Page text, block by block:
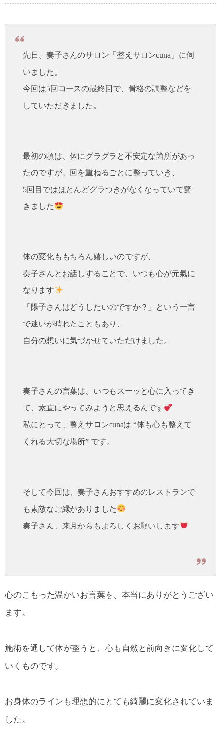
先日、奏子さんのサロン「整えサロンcuna」に伺
いました。
今回は5回コースの最終回で、骨格の調整などを
していただきました。
最初の頃は、体にグラグラと不安定な箇所があっ
たのですが、回を重ねるごとに整っていき、
5回目ではほとんどグラつきがなくなっていて驚
きました
体の変化ももちろん嬉しいのですが、
奏子さんとお話しすることで、いつも心が元氣に
なります
「陽子さんはどうしたいのですか？」という一言
で迷いが晴れたこともあり、
自分の想いに気づかせていただけました。
奏子さんの言葉は、いつもスーッと心に入ってき
て、素直にやってみようと思えるんです
私にとって、整えサロンcunaは “体も心も整えて
くれる大切な場所” です。
そして今回は、奏子さんおすすめのレストランで
も素敵なご縁がありました
奏子さん、来月からもよろしくお願いします
心のこもった温かいお言葉を、本当にありがとうござい
ます。
施術を通して体が整うと、心も自然と前向きに変化して
いくものです。
お身体のラインも理想的にとても綺麗に変化されていま
した。